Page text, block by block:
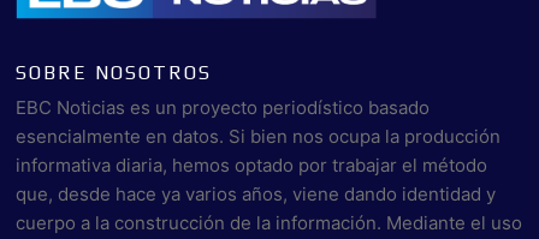
SOBRE NOSOTROS
EBC Noticias es un proyecto periodístico basado
esencialmente en datos. Si bien nos ocupa la producción
informativa diaria, hemos optado por trabajar el método
que, desde hace ya varios años, viene dando identidad y
cuerpo a la construcción de la información. Mediante el uso